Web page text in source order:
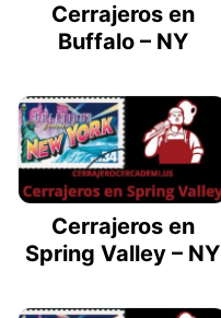
Cerrajeros en
Buffalo – NY
Cerrajeros en
Spring Valley – NY